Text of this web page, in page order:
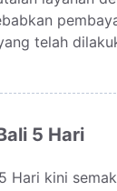
telah
5 Hari
Hari kini